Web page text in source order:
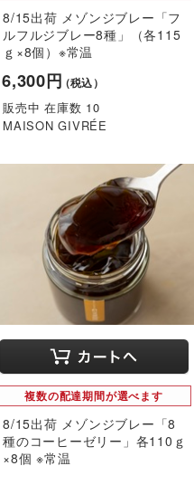
8/15出荷 メゾンジブレー「フ
ルフルジブレー8種」（各115
ｇ×8個）※常温
6,300円（税込）
販売中 在庫数 10
MAISON GIVRÉE
複数の配達期間が選べます
8/15出荷 メゾンジブレー「8
種のコーヒーゼリー」各110ｇ
×8個 ※常温